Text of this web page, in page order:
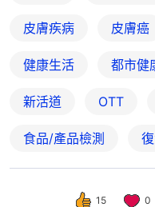
皮膚疾病 皮膚癌
健康生活 都市健
新活道 OTT
食品/產品檢測
15 0